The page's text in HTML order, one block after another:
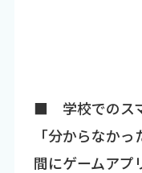
■ 学校でのス
「分からなか
間にゲームアプ